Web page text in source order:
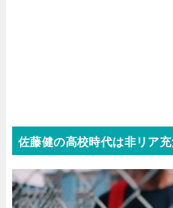
佐藤健の高校時代は非リア